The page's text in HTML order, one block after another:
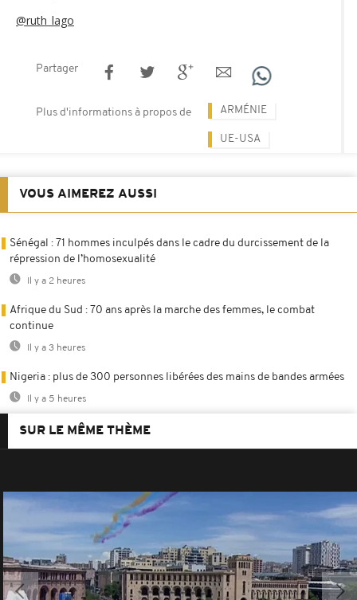
@ruth_lago
Partager
Plus d'informations à propos de ARMÉNIE
UE-USA
VOUS AIMEREZ AUSSI
Sénégal : 71 hommes inculpés dans le cadre du durcissement de la
répression de l’homosexualité
Il y a 2 heures
Afrique du Sud : 70 ans après la marche des femmes, le combat
continue
Il y a 3 heures
Nigeria : plus de 300 personnes libérées des mains de bandes armées
Il y a 5 heures
SUR LE MÊME THÈME